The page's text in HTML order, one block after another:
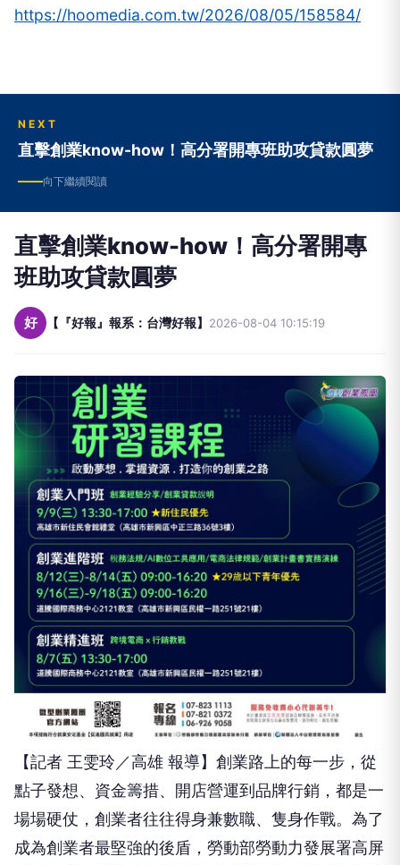
NEXT
直擊創業know-how！高分署開專班助攻貸款圓夢
向下繼續閱讀
直擊創業know-how！高分署開專
班助攻貸款圓夢
【『好報』報系：台灣好報】
【記者 王雯玲／高雄 報導】創業路上的每一步，從
點子發想、資金籌措、開店營運到品牌行銷，都是一
場場硬仗，創業者往往得身兼數職、隻身作戰。為了
成為創業者最堅強的後盾，勞動部勞動力發展署高屏
澎東分署，為協助創業者擊破創業關卡，提升創業成